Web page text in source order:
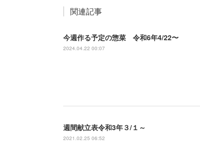
関連記事
今週作る予定の惣菜 令和6年4/22〜
2024.04.22 00:07
週間献立表令和3年３/１～
2021.02.25 06:52